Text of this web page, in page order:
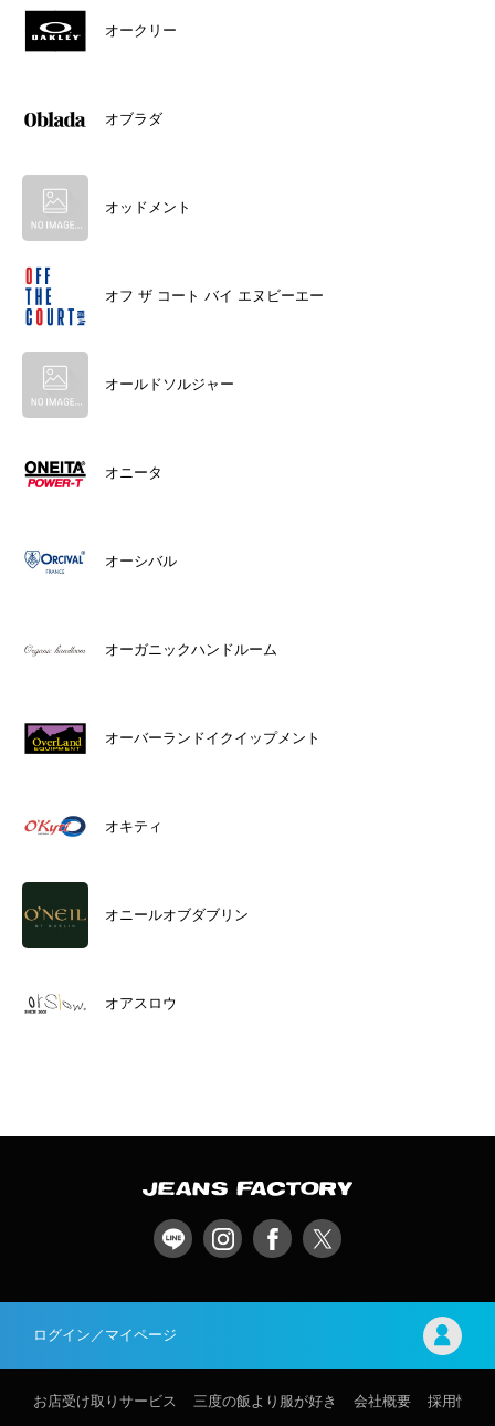
オークリー
オブラダ
オッドメント
オフ ザ コート バイ エヌビーエー
オールドソルジャー
オニータ
オーシバル
オーガニックハンドルーム
オーバーランドイクイップメント
オキティ
オニールオブダブリン
オアスロウ
ログイン／マイページ
お店受け取りサービス 三度の飯より服が好き 会社概要 採用情報